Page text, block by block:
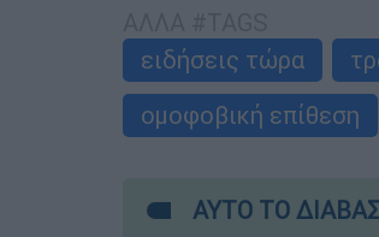
ειδήσεις τώρα
ομοφοβική επίθεση
ΑΥΤΟ ΤΟ